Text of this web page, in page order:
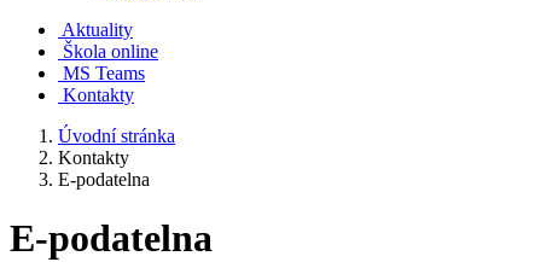
Aktuality
Škola online
MS Teams
Kontakty
Úvodní stránka
Kontakty
E-podatelna
E-podatelna